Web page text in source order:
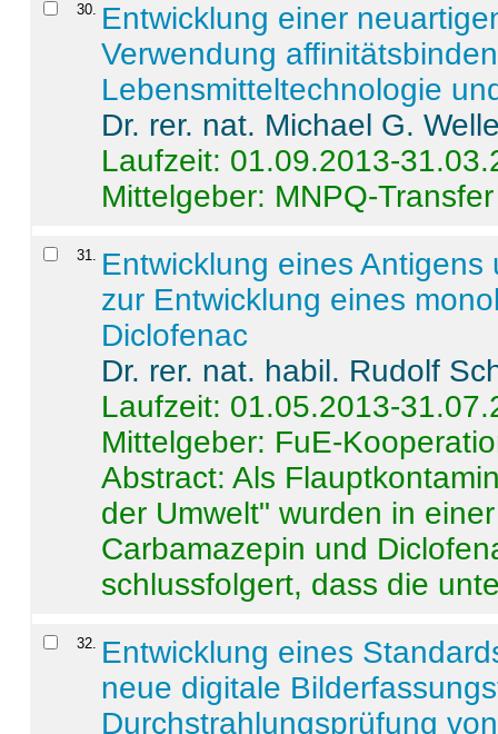
30. Entwicklung einer
Verwendung
Lebensmitteltechnologie
Dr. rer. nat. Michael G.
Laufzeit: 01.09.2013-
Mittelgeber: MNPQ-Transfer
31. Entwicklung eines
zur Entwicklung eines
Diclofenac
Dr. rer. nat. habil. Rudolf
Laufzeit: 01.05.2013-
Mittelgeber: FuE-
Abstract:Als
der Umwelt" wurden in
Carbamazepin und
schlussfolgert, dass die
32. Entwicklung eines
neue digitale
Durchstrahlungsprüfung